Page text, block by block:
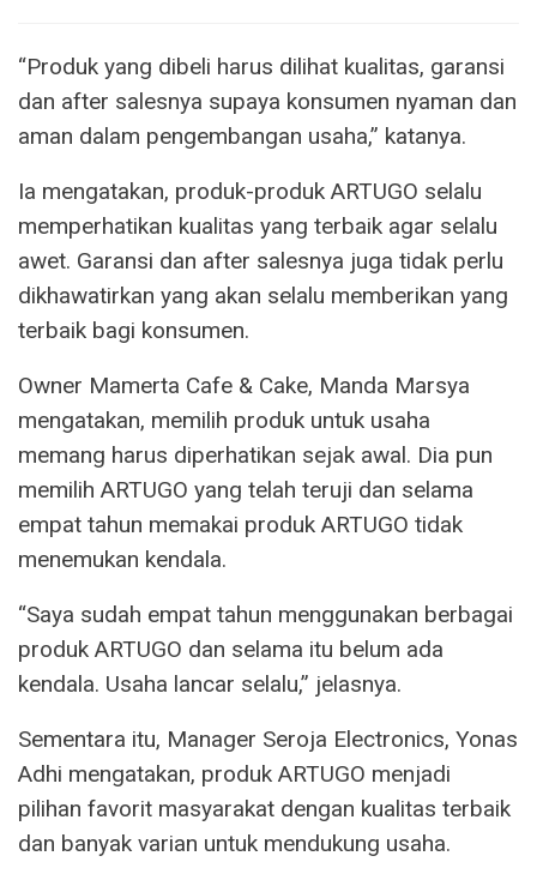
“Produk yang dibeli harus dilihat kualitas, garansi
dan after salesnya supaya konsumen nyaman dan
aman dalam pengembangan usaha,” katanya.
Ia mengatakan, produk-produk ARTUGO selalu
memperhatikan kualitas yang terbaik agar selalu
awet. Garansi dan after salesnya juga tidak perlu
dikhawatirkan yang akan selalu memberikan yang
terbaik bagi konsumen.
Owner Mamerta Cafe & Cake, Manda Marsya
mengatakan, memilih produk untuk usaha
memang harus diperhatikan sejak awal. Dia pun
memilih ARTUGO yang telah teruji dan selama
empat tahun memakai produk ARTUGO tidak
menemukan kendala.
“Saya sudah empat tahun menggunakan berbagai
produk ARTUGO dan selama itu belum ada
kendala. Usaha lancar selalu,” jelasnya.
Sementara itu, Manager Seroja Electronics, Yonas
Adhi mengatakan, produk ARTUGO menjadi
pilihan favorit masyarakat dengan kualitas terbaik
dan banyak varian untuk mendukung usaha.